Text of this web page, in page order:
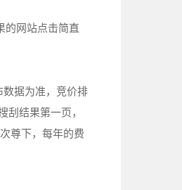
的网站点击简直
据为准，竞价排
刮结果第一页，
尊下，每年的费